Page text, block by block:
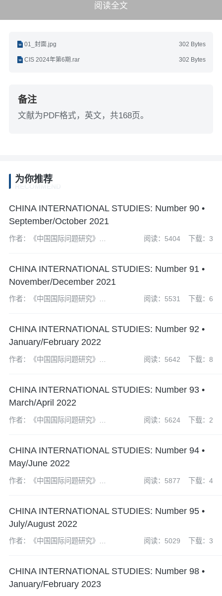
阅读全文
302 Bytes
01_封面.jpg
302 Bytes
CIS 2024年第6期.rar
备注
文献为PDF格式，英文，共168页。
为你推荐
CHINA INTERNATIONAL STUDIES: Number 90 •
September/October 2021
作者：《中国国际问题研究》编
阅读：5404 下载：3
CHINA INTERNATIONAL STUDIES: Number 91 •
November/December 2021
作者：《中国国际问题研究》编
阅读：5531 下载：6
CHINA INTERNATIONAL STUDIES: Number 92 •
January/February 2022
作者：《中国国际问题研究》编
阅读：5642 下载：8
CHINA INTERNATIONAL STUDIES: Number 93 •
March/April 2022
作者：《中国国际问题研究》编
阅读：5624 下载：2
CHINA INTERNATIONAL STUDIES: Number 94 •
May/June 2022
作者：《中国国际问题研究》编
阅读：5877 下载：4
CHINA INTERNATIONAL STUDIES: Number 95 •
July/August 2022
作者：《中国国际问题研究》编
阅读：5029 下载：3
CHINA INTERNATIONAL STUDIES: Number 98 •
January/February 2023